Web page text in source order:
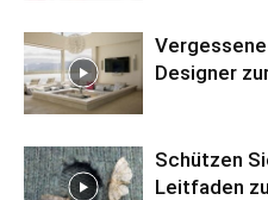
Designer
Schützen
Leitfaden